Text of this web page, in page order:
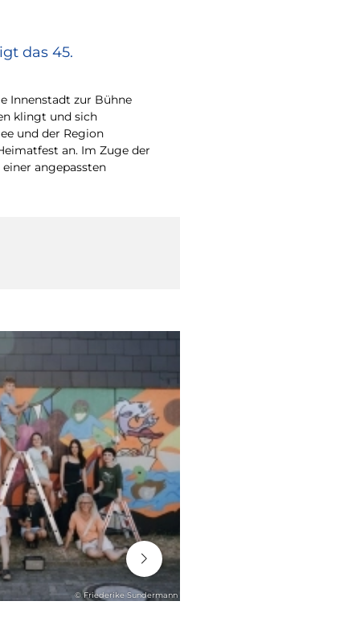
das 45.
Innenstadt zur Bühne
klingt und sich
und der Region
an. Im Zuge der
angepassten
© Friederike Sundermann